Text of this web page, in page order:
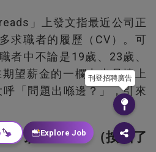
」上發文指最近公司正
求職者的履歷（CV）。可
者中不論是19歲、23歲、
望薪金的一欄中也是填上
「問題出喺邊？」，引來
「頂爛市」？（按圖了
刊登招聘廣告
Explore Job